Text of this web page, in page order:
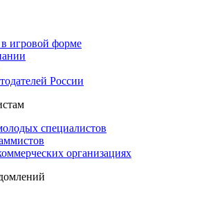
игровой форме
России
специалистов
организациях